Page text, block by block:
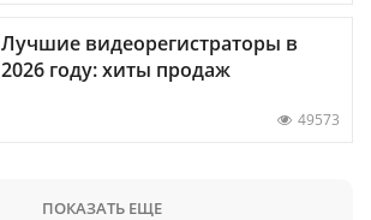
Лучшие видеорегистраторы в
2026 году: хиты продаж
49573
ПОКАЗАТЬ ЕЩЕ